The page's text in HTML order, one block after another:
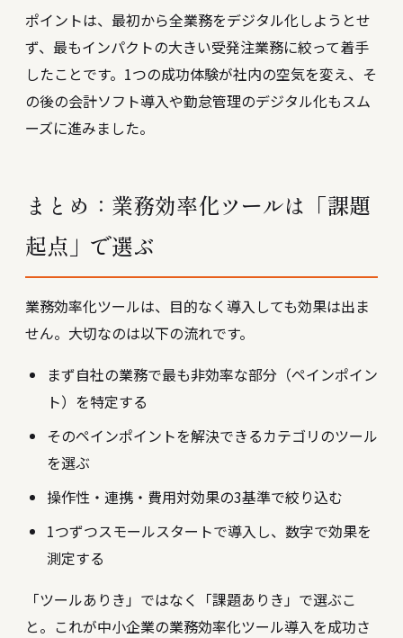
ポイントは、最初から全業務をデジタル化しようとせ
ず、最もインパクトの大きい受発注業務に絞って着手
したことです。1つの成功体験が社内の空気を変え、そ
の後の会計ソフト導入や勤怠管理のデジタル化もスム
ーズに進みました。
まとめ：業務効率化ツールは「課題
起点」で選ぶ
業務効率化ツールは、目的なく導入しても効果は出ま
せん。大切なのは以下の流れです。
まず自社の業務で最も非効率な部分（ペインポイン
ト）を特定する
そのペインポイントを解決できるカテゴリのツール
を選ぶ
操作性・連携・費用対効果の3基準で絞り込む
1つずつスモールスタートで導入し、数字で効果を
測定する
「ツールありき」ではなく「課題ありき」で選ぶこ
と。これが中小企業の業務効率化ツール導入を成功さ